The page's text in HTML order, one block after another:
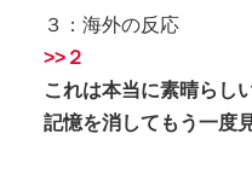
３：海外の反応
>>２
これは本当に素晴らし
記憶を消してもう一度